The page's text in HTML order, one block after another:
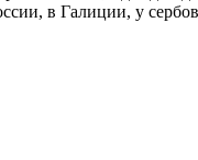
в Галиции, у